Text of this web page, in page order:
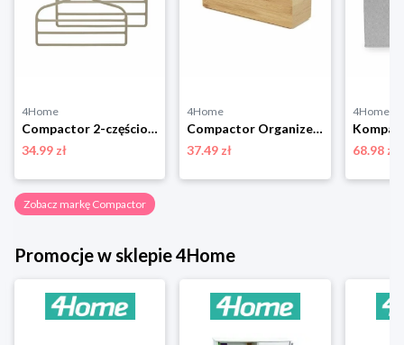
4Home
Compactor 2-częściowy komplet wieszaków na spodnie Velvet, 45 cm
34.99 zł
4Home
Compactor Organizer do przechowywania Bamboo Box M, 22,5 x 7,5 x 6,5 cm, M
37.49 zł
4Home
68.98 zł
Zobacz markę Compactor
Promocje w sklepie 4Home